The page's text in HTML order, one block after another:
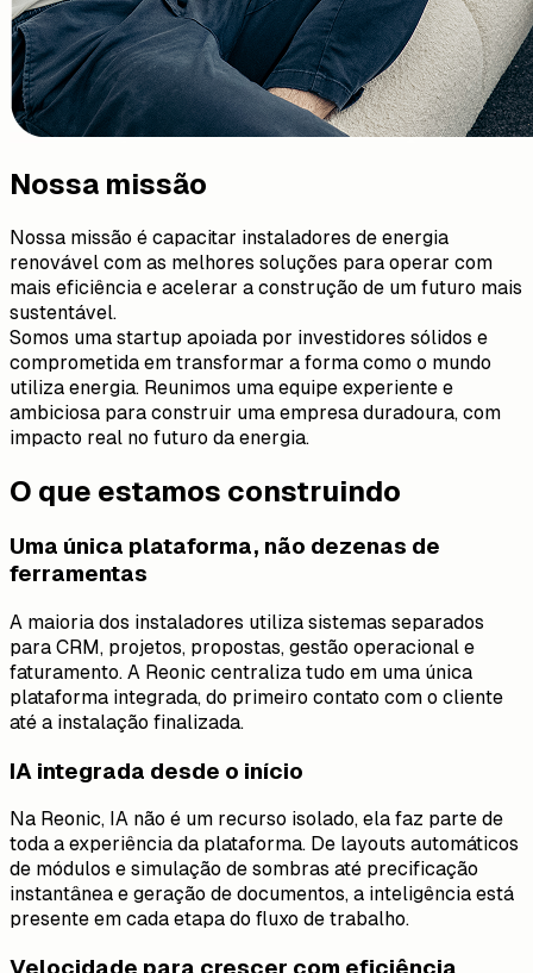
Nossa missão
Nossa missão é capacitar instaladores de energia
renovável com as melhores soluções para operar com
mais eficiência e acelerar a construção de um futuro mais
sustentável.
Somos uma startup apoiada por investidores sólidos e
comprometida em transformar a forma como o mundo
utiliza energia. Reunimos uma equipe experiente e
ambiciosa para construir uma empresa duradoura, com
impacto real no futuro da energia.
O que estamos construindo
Uma única plataforma, não dezenas de
ferramentas
A maioria dos instaladores utiliza sistemas separados
para CRM, projetos, propostas, gestão operacional e
faturamento. A Reonic centraliza tudo em uma única
plataforma integrada, do primeiro contato com o cliente
até a instalação finalizada.
IA integrada desde o início
Na Reonic, IA não é um recurso isolado, ela faz parte de
toda a experiência da plataforma. De layouts automáticos
de módulos e simulação de sombras até precificação
instantânea e geração de documentos, a inteligência está
presente em cada etapa do fluxo de trabalho.
Velocidade para crescer com eficiência